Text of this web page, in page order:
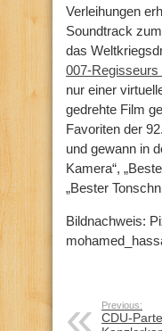
Verleihungen
Soundtrack
das
007-
nur einer
gedrehte Film
Favoriten der
und gewann in
Kamera“,
„Bester
Bildnachweis:
Previous:
CDU-